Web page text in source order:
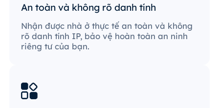
An toàn và không rõ danh tính
Nhận được nhà ở thực tế an toàn và không
rõ danh tính IP, bảo vệ hoàn toàn an ninh
riêng tư của bạn.